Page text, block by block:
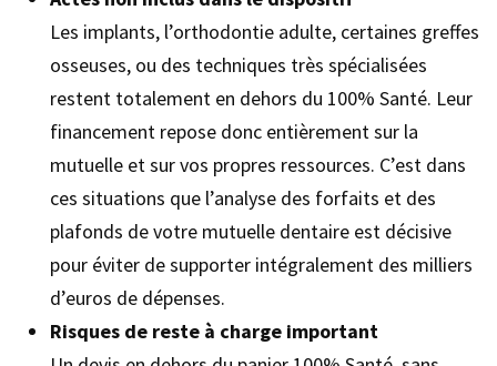
Les implants, l’orthodontie adulte, certaines greffes
osseuses, ou des techniques très spécialisées
restent totalement en dehors du 100% Santé. Leur
financement repose donc entièrement sur la
mutuelle et sur vos propres ressources. C’est dans
ces situations que l’analyse des forfaits et des
plafonds de votre mutuelle dentaire est décisive
pour éviter de supporter intégralement des milliers
d’euros de dépenses.
Risques de reste à charge important